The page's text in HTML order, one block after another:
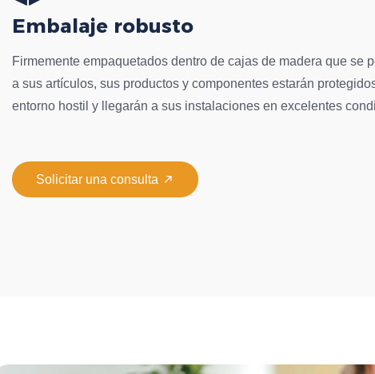
Embalaje robusto
Firmemente empaquetados dentro de cajas de madera que se
a sus artículos, sus productos y componentes estarán
entorno hostil y llegarán a sus instalaciones en excelentes
Solicitar una consulta 